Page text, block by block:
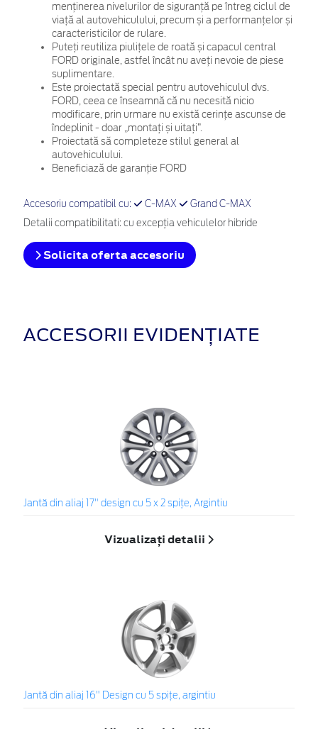
menținerea nivelurilor de siguranță pe întreg ciclul de
viață al autovehiculului, precum și a performanțelor și
caracteristicilor de rulare.
Puteți reutiliza piulițele de roată și capacul central
FORD originale, astfel încât nu aveți nevoie de piese
suplimentare.
Este proiectată special pentru autovehiculul dvs.
FORD, ceea ce înseamnă că nu necesită nicio
modificare, prin urmare nu există cerințe ascunse de
îndeplinit - doar „montați și uitați”.
Proiectată să completeze stilul general al
autovehiculului.
Beneficiază de garanție FORD
Accesoriu compatibil cu: C-MAX Grand C-MAX
Detalii compatibilitati: cu excepţia vehiculelor hibride
Solicita oferta accesoriu
ACCESORII EVIDENȚIATE
Jantă din aliaj 17" design cu 5 x 2 spiţe, Argintiu
Vizualizați detalii
Jantă din aliaj 16" Design cu 5 spiţe, argintiu